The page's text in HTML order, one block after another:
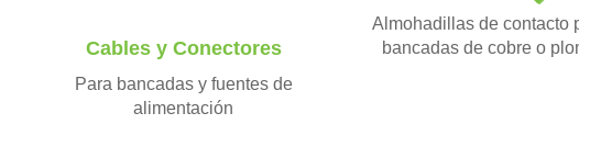
Cables y Conectores
Para bancadas y fuentes de
alimentación
Almohadillas de contacto
bancadas de cobre o